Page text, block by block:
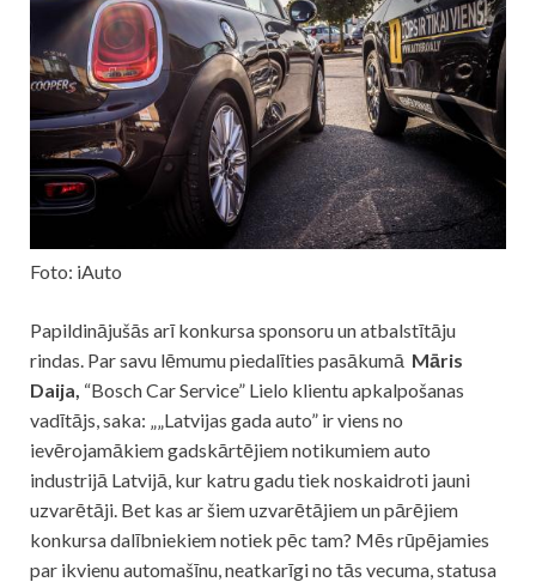
Foto: iAuto
Papildinājušās arī konkursa sponsoru un atbalstītāju
rindas. Par savu lēmumu piedalīties pasākumā Māris
Daija, “Bosch Car Service” Lielo klientu apkalpošanas
vadītājs, saka: „„Latvijas gada auto” ir viens no
ievērojamākiem gadskārtējiem notikumiem auto
industrijā Latvijā, kur katru gadu tiek noskaidroti jauni
uzvarētāji. Bet kas ar šiem uzvarētājiem un pārējiem
konkursa dalībniekiem notiek pēc tam? Mēs rūpējamies
par ikvienu automašīnu, neatkarīgi no tās vecuma, statusa